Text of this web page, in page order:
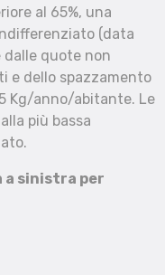
al 65%, una
(data
dalle quote non
e dello spazzamento
Kg/anno/abitante. Le
più bassa
a sinistra per